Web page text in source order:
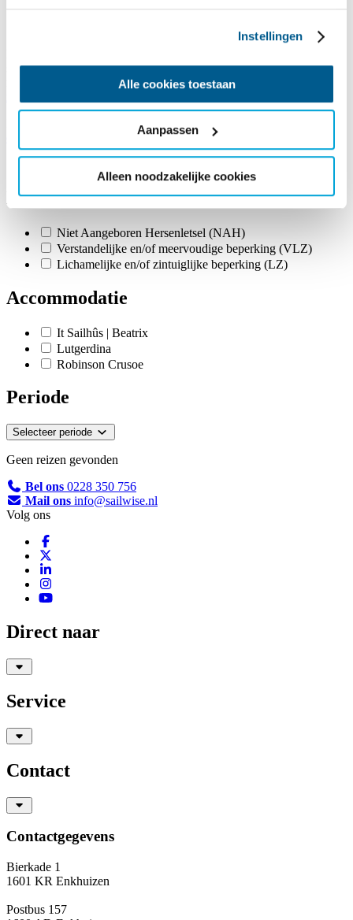
Instellingen
Alle cookies toestaan
Aanpassen
Alleen noodzakelijke cookies
Informatiezeilvakantiebekeken? ✅
staan, is jouw eigen bijdrage. De meerkosten voor de reis zijn voor
rekening van SailWise. Wil je daar meer over weten,
Boek je voor een hele groep,
Beperkingen
Niet Aangeboren Hersenletsel (NAH)
Verstandelijke en/of meervoudige beperking (VLZ)
Lichamelijke en/of zintuiglijke beperking (LZ)
Accommodatie
It Sailhûs | Beatrix
Lutgerdina
Robinson Crusoe
Periode
Selecteer periode
Geen reizen gevonden
Bel ons 0228 350 756
Mail ons info@sailwise.nl
Volg ons
Direct naar
Service
Contact
Contactgegevens
Bierkade 1
1601 KR Enkhuizen
Postbus 157